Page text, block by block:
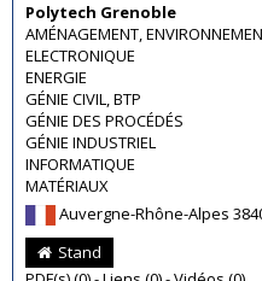
Polytech Grenoble
AMÉNAGEMENT,
ELECTRONIQUE
ENERGIE
GÉNIE CIVIL, BTP
GÉNIE DES PROCÉDÉS
GÉNIE INDUSTRIEL
INFORMATIQUE
MATÉRIAUX
Auvergne-Rhône-Alpes
Stand